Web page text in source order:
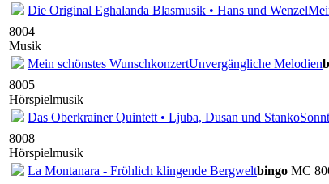
Die Original Eghalanda Blasmusik • Hans und Wenzel
8004
Musik
Mein schönstes WunschkonzertUnvergängliche Melodien
8005
Hörspielmusik
Das Oberkrainer Quintett • Ljuba, Dusan und Stanko
8008
Hörspielmusik
La Montanara - Fröhlich klingende Bergweltbingo MC